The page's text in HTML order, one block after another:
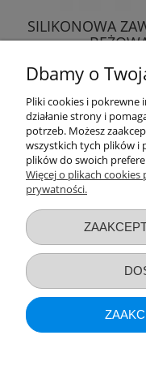
SILIKONOWA
Dbamy o
Pliki cookies i
działanie strony i
potrzeb. Możesz
wszystkich tych plików i
plików do swoich
Więcej o plikach cookies
prywatności.